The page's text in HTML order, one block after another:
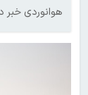
هوانوردی خبر